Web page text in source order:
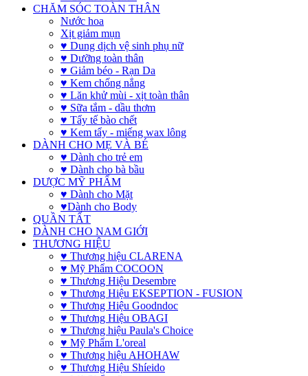
CHĂM SÓC TOÀN THÂN
Nước hoa
Xịt giảm mụn
♥ Dung dịch vệ sinh phụ nữ
♥ Dưỡng toàn thân
♥ Giảm béo - Rạn Da
♥ Kem chống nắng
♥ Lăn khử mùi - xịt toàn thân
♥ Sữa tắm - dầu thơm
♥ Tẩy tế bào chết
♥ Kem tẩy - miếng wax lông
DÀNH CHO MẸ VÀ BÉ
♥ Dành cho trẻ em
♥ Dành cho bà bầu
DƯỢC MỸ PHẨM
♥ Dành cho Mặt
♥Dành cho Body
QUẦN TẤT
DÀNH CHO NAM GIỚI
THƯƠNG HIỆU
♥ Thương hiệu CLARENA
♥ Mỹ Phẩm COCOON
♥ Thương Hiệu Desembre
♥ Thương Hiệu EKSEPTION - FUSION
♥ Thương Hiệu Goodndoc
♥ Thương Hiệu OBAGI
♥ Thương hiệu Paula's Choice
♥ Mỹ Phẩm L'oreal
♥ Thương hiệu AHOHAW
♥ Thương Hiệu Shíeido